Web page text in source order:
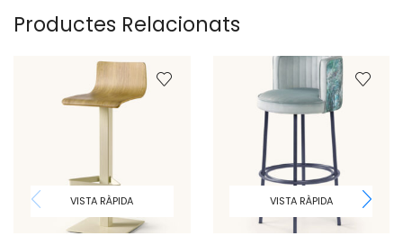
Productes Relacionats
VISTA RÀPIDA VISTA RÀPIDA